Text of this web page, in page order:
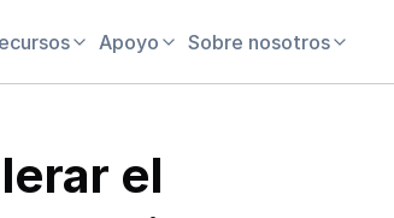
Apoyo Sobre nosotros
el